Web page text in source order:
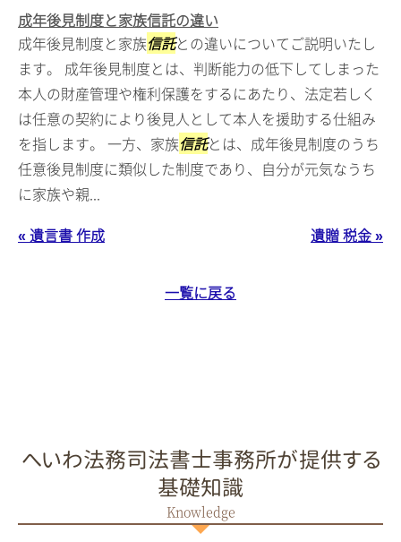
成年後見制度と家族信託の違い
成年後見制度と家族信託との違いについてご説明いたし
ます。 成年後見制度とは、判断能力の低下してしまった
本人の財産管理や権利保護をするにあたり、法定若しく
は任意の契約により後見人として本人を援助する仕組み
を指します。 一方、家族信託とは、成年後見制度のうち
任意後見制度に類似した制度であり、自分が元気なうち
に家族や親...
« 遺言書 作成
遺贈 税金 »
一覧に戻る
へいわ法務司法書士事務所が提供する
基礎知識